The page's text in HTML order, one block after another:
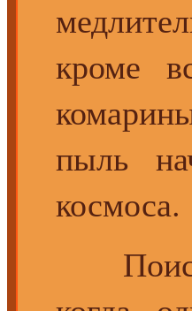
кроме
пыль
космоса.